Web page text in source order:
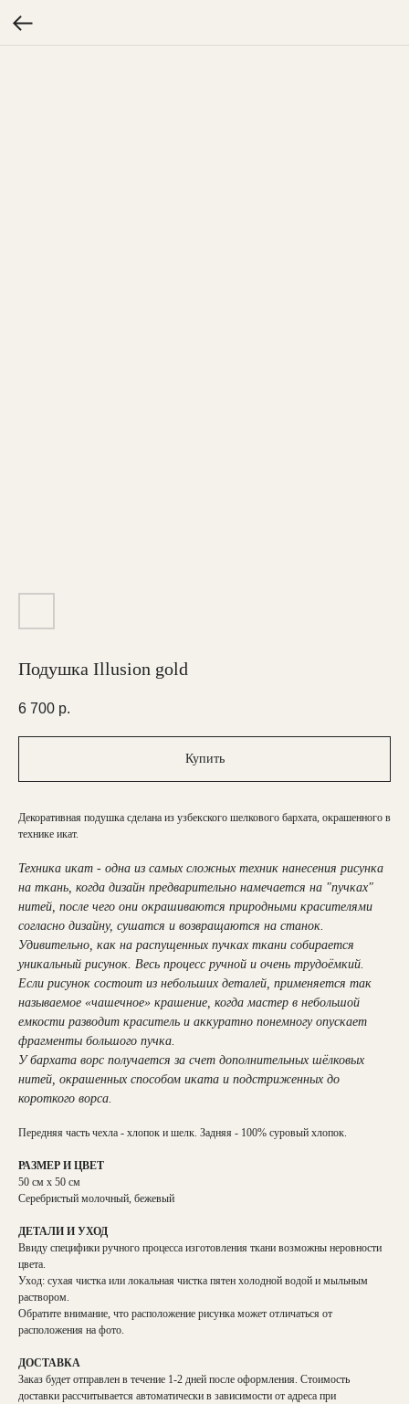
Подушка Illusion gold
6 700 р.
Купить
Декоративная подушка сделана из узбекского шелкового бархата, окрашенного в
технике икат.
Техника икат - одна из самых сложных техник нанесения рисунка
на ткань, когда дизайн предварительно намечается на "пучках"
нитей, после чего они окрашиваются природными красителями
согласно дизайну, сушатся и возвращаются на станок.
Удивительно, как на распущенных пучках ткани собирается
уникальный рисунок. Весь процесс ручной и очень трудоёмкий.
Если рисунок состоит из небольших деталей, применяется так
называемое «чашечное» крашение, когда мастер в небольшой
емкости разводит краситель и аккуратно понемногу опускает
фрагменты большого пучка.
У бархата ворс получается за счет дополнительных шёлковых
нитей, окрашенных способом иката и подстриженных до
короткого ворса.
Передняя часть чехла - хлопок и шелк. Задняя - 100% суровый хлопок.
РАЗМЕР И ЦВЕТ
50 см х 50 см
Серебристый молочный, бежевый
ДЕТАЛИ И УХОД
Ввиду специфики ручного процесса изготовления ткани возможны неровности
цвета.
Уход: сухая чистка или локальная чистка пятен холодной водой и мыльным
раствором.
Обратите внимание, что расположение рисунка может отличаться от
расположения на фото.
ДОСТАВКА
Заказ будет отправлен в течение 1-2 дней после оформления. Стоимость
доставки рассчитывается автоматически в зависимости от адреса при